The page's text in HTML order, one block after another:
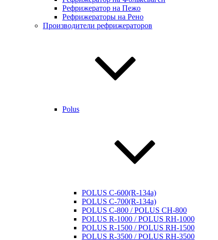
Рефрижератор на Пежо
Рефрижераторы на Рено
Производители рефрижераторов
Polus
POLUS C-600(R-134a)
POLUS C-700(R-134a)
POLUS C-800 / POLUS CH-800
POLUS R-1000 / POLUS RH-1000
POLUS R-1500 / POLUS RH-1500
POLUS R-3500 / POLUS RH-3500